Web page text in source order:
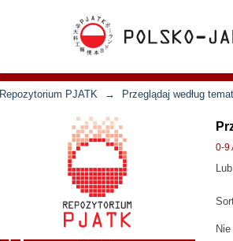
Repozytorium PJATK → Przeglądaj według
0-9